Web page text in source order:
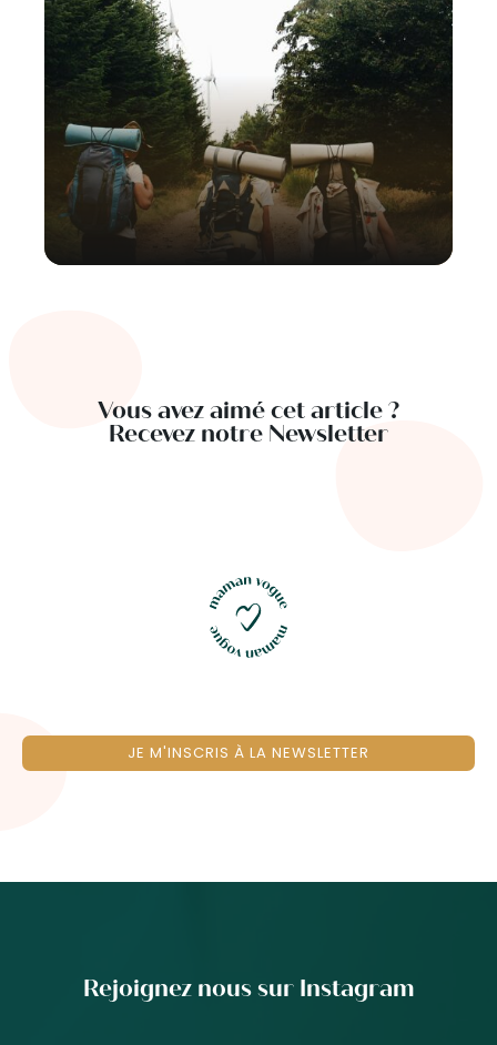
Vous avez aimé cet article ?
Recevez notre Newsletter
JE M'INSCRIS À LA NEWSLETTER
Rejoignez nous sur Instagram